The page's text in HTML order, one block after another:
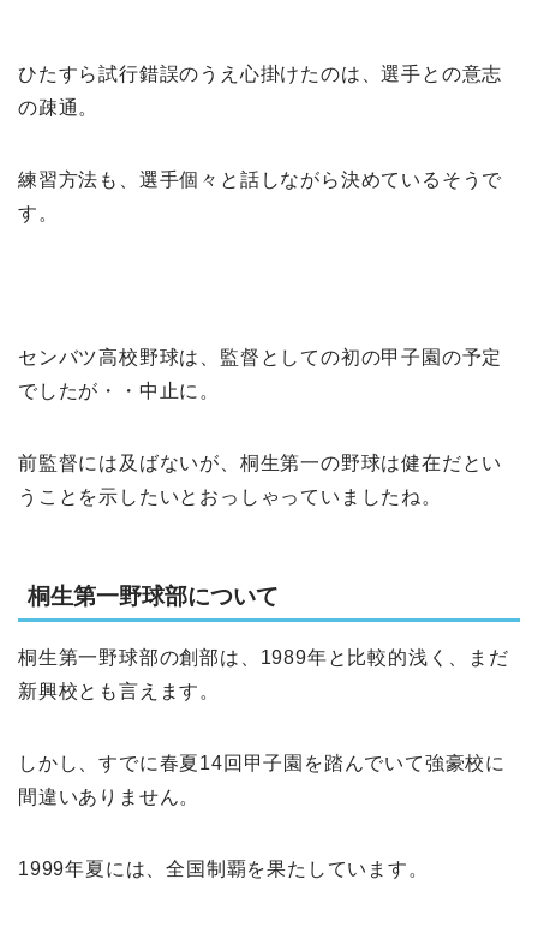
ひたすら試行錯誤のうえ心掛けたのは、選手との意志
の疎通。
練習方法も、選手個々と話しながら決めているそうで
す。
センバツ高校野球は、監督としての初の甲子園の予定
でしたが・・中止に。
前監督には及ばないが、桐生第一の野球は健在だとい
うことを示したいとおっしゃっていましたね。
桐生第一野球部について
桐生第一野球部の創部は、1989年と比較的浅く、まだ
新興校とも言えます。
しかし、すでに春夏14回甲子園を踏んでいて強豪校に
間違いありません。
1999年夏には、全国制覇を果たしています。